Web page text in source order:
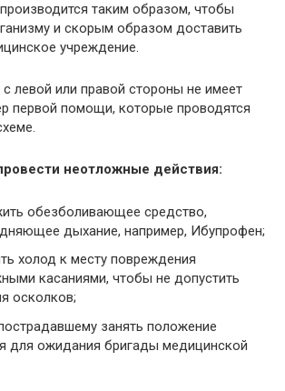
таким образом, чтобы
и скорым образом доставить
учреждение.
левой или правой стороны не имеет
первой помощи, которые проводятся
неотложные действия:
обезболивающее средство,
дыхание, например, Ибупрофен;
холод к месту повреждения
касаниями, чтобы не допустить
осколков;
занять положение
для ожидания бригады медицинской